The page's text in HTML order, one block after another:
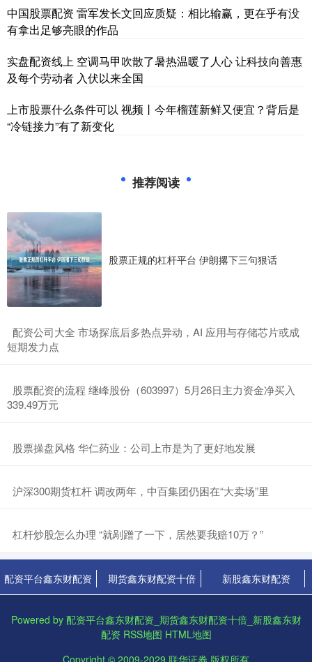
中国股票配资 雷军发长文回应质疑：相比输赢，更在乎有没
有拿出足够亮眼的作品
实盘配资线上 空调马甲吹散了暑热温暖了人心 让科技向善惠
及每个劳动者 入伏以来全国
上市股票什么条件可以 视频丨今年榴莲新鲜又便宜？背后是
“冷链接力”有了新变化
推荐阅读
股票正规的杠杆平台 伊朗撂下三句狠话
​配资公司大全 市场探底后多热点异动，AI 应用与存储芯片或成
短期发力点
​股票配资的流程 继峰股份（603997）5月26日主力资金净买入
339.49万元
​股票操盘风格 华仁药业：公司上市是为了更好地发展
​沪深300期货杠杆 调改两年，中百集团仍困在“大卖场”里
​杠杆炒股怎么办理 “就剐蹭了一下，居然要我赔10万？”
配资平台鑫东财配资 期货鑫东财配资十倍 新股鑫东财配资
Powered by 配资平台鑫东财配资_期货鑫东财配资十倍_新股鑫东财
配资 RSS地图 HTML地图